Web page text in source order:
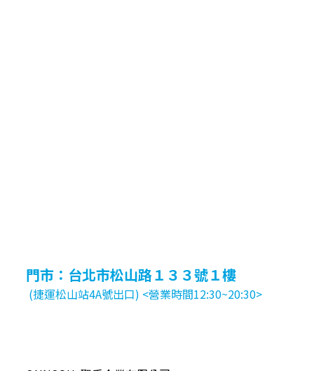
門市：台北市松山路１３３號１樓
(捷運松山站4A號出口) <營業時間12:30~20:30>